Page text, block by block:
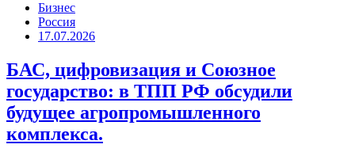
Бизнес
Россия
17.07.2026
БАС, цифровизация и Союзное
государство: в ТПП РФ обсудили
будущее агропромышленного
комплекса.